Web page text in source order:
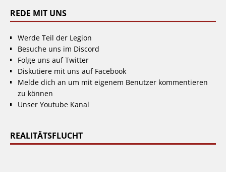
REDE MIT UNS
Werde Teil der Legion
Besuche uns im Discord
Folge uns auf Twitter
Diskutiere mit uns auf Facebook
Melde dich an um mit eigenem Benutzer kommentieren
zu können
Unser Youtube Kanal
REALITÄTSFLUCHT